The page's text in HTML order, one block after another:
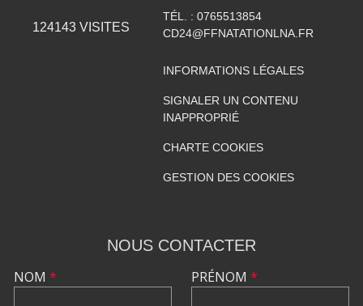
124143 VISITES
TÉL. : 0765513854
CD24@FFNATATIONLNA.FR
INFORMATIONS LÉGALES
SIGNALER UN CONTENU
INAPPROPRIÉ
CHARTE COOKIES
GESTION DES COOKIES
NOUS CONTACTER
NOM * PRÉNOM *